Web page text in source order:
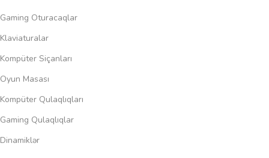
Gaming Oturacaqlar
Klaviaturalar
Kompüter Siçanları
Oyun Masası
Kompüter Qulaqlıqları
Gaming Qulaqlıqlar
Dinamiklər